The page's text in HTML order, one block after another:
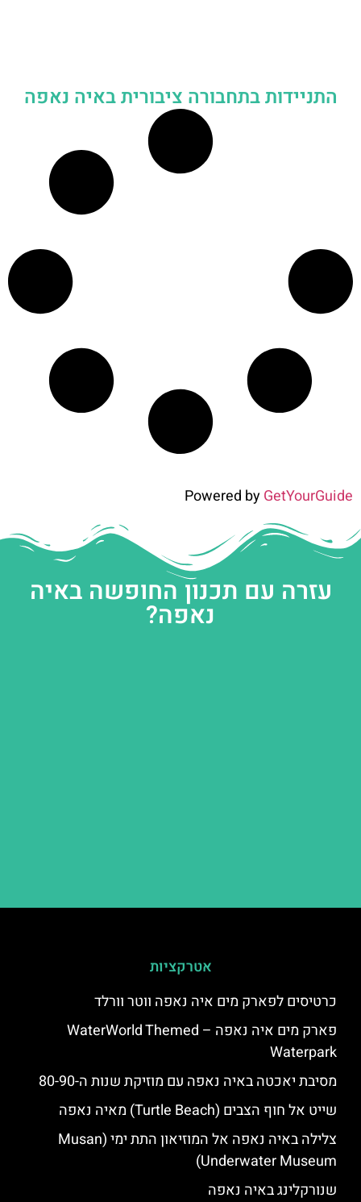
התניידות בתחבורה ציבורית באיה נאפה
Powered byGetYourGuide
עזרה עם תכנון החופשה באיה
נאפה?
אטרקציות
כרטיסים לפארק מים איה נאפה ווטר וורלד
פארק מים איה נאפה – ‪‪WaterWorld Themed
Waterpark‬‬
מסיבת יאכטה באיה נאפה עם מוזיקת שנות ה-80-90
שייט אל חוף הצבים (Turtle Beach) מאיה נאפה
צלילה באיה נאפה אל המוזיאון התת ימי (Musan
Underwater Museum)
שנורקלינג באיה נאפה